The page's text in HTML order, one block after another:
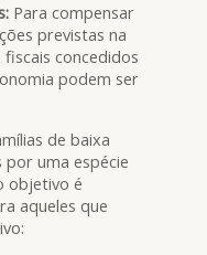
Para compensar
previstas na
concedidos
podem ser
de baixa
uma espécie
objetivo é
aqueles que